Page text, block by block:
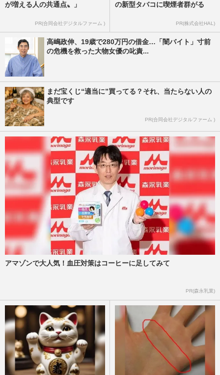
が増える人の共通点〟」
PR(合同会社デジタルファーム )
の新型タバコに喫煙者群がる
PR(株式会社HAL)
高嶋政伸、19歳で280万円の借金…「闇バイト」寸前
の危機を救った大物女優の叱責...
まだ宝くじ“適当に”買ってる？それ、当たらない人の
典型です
PR(合同会社デジタルファーム )
アマゾンで大人気！血圧対策はコーヒーに足してみて
PR(森永乳業)